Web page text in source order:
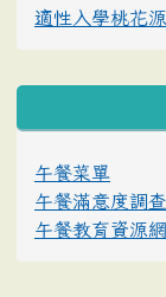
適性入學桃花
午餐菜單
午餐滿意度調查
午餐教育資源網